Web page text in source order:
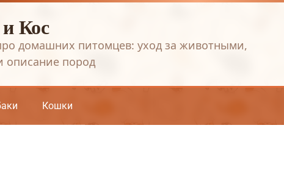
Кос
домашних питомцев: уход за животными,
описание пород
Кошки